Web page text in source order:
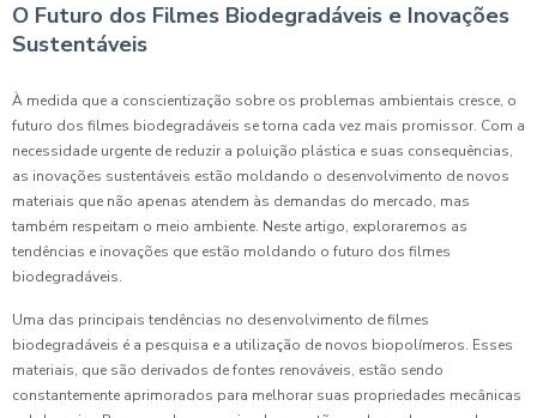
O Futuro dos Filmes Biodegradáveis e Inovações
Sustentáveis
À medida que a conscientização sobre os problemas ambientais cresce, o
futuro dos filmes biodegradáveis se torna cada vez mais promissor. Com a
necessidade urgente de reduzir a poluição plástica e suas consequências,
as inovações sustentáveis estão moldando o desenvolvimento de novos
materiais que não apenas atendem às demandas do mercado, mas
também respeitam o meio ambiente. Neste artigo, exploraremos as
tendências e inovações que estão moldando o futuro dos filmes
biodegradáveis.
Uma das principais tendências no desenvolvimento de filmes
biodegradáveis é a pesquisa e a utilização de novos biopolímeros. Esses
materiais, que são derivados de fontes renováveis, estão sendo
constantemente aprimorados para melhorar suas propriedades mecânicas